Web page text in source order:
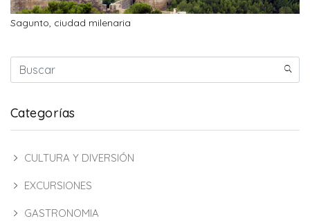
Sagunto, ciudad milenaria
Categorías
CULTURA Y DIVERSIÓN
EXCURSIONES
GASTRONOMIA